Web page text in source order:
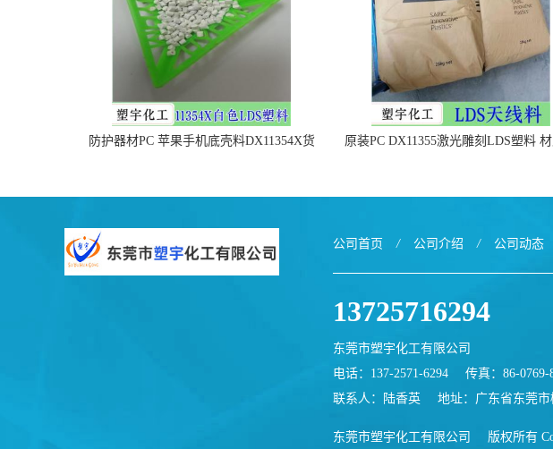
防护器材PC 苹果手机底壳料DX11354X货
原装PC DX11355激光雕刻LDS塑料
公司首页 / 公司介绍 / 公司动态
13725716294
东莞市塑宇化工有限公司
电话：137-2571-6294
传真：86-0769-
联系人：陆香英
地址：广东省东莞市
东莞市塑宇化工有限公司 版权所有